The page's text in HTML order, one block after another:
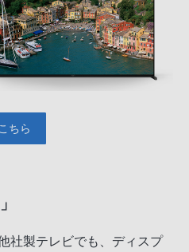
ちら
社製テレビでも、ディスプ